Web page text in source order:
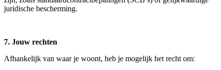
juridische bescherming.
7. Jouw rechten
Afhankelijk van waar je woont, heb je mogelijk het recht om: